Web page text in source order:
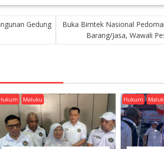
Gedung
Buka Bimtek Nasional
Barang/Jasa, Wawali
Maluku Hukum